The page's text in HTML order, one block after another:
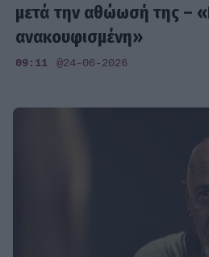
μετά την αθώωσή της –
ανακουφισμένη»
09:11 @24-06-2026